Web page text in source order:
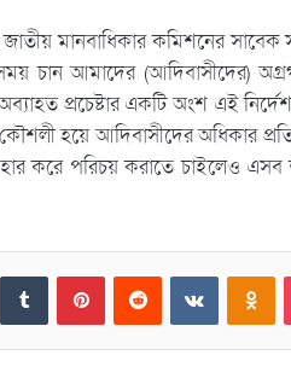
ও জাতীয় মানবাধিকার
চান আমাদের (আদিবাসীদের)
প্রচেষ্টার একটি অংশ এই
হয়ে আদিবাসীদের অধিকার
করে পরিচয় করাতে চাইলেও